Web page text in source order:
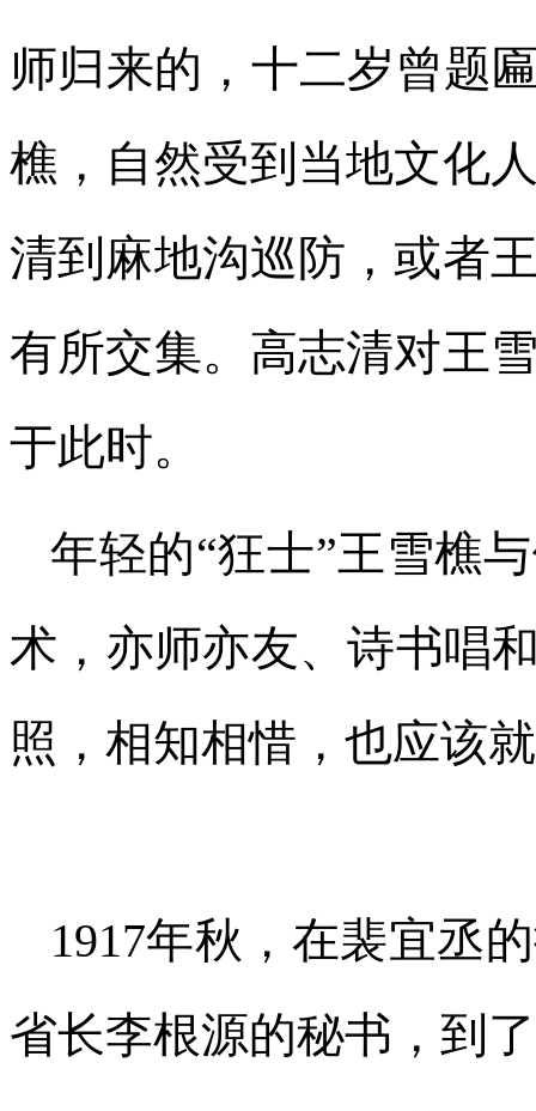
师归来的，十二岁曾题
樵，自然受到当地文化
清到麻地沟巡防，或者
有所交集。高志清对王
于此时。
年轻的“狂士”王雪樵
术，亦师亦友、诗书唱
照，相知相惜，也应该
1917年秋，在裴宜丞
省长李根源的秘书，到